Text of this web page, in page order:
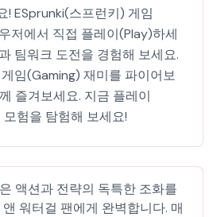
! ESprunki(스프런키) 게임
저에서 직접 플레이(Play)하세
팀워크 도전을 경험해 보세요.
임(Gaming) 재미를 파이어보
즐겨보세요. 지금 플레이
험을 탐험해 보세요!
액션과 전략의 독특한 조화를
워터걸 팬에게 완벽합니다. 매